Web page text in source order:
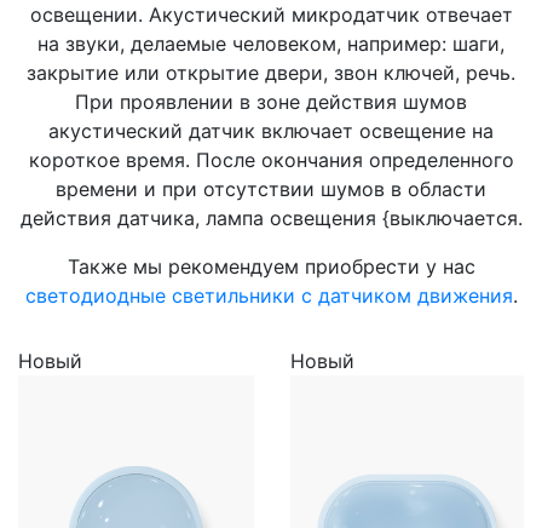
освещении. Акустический микродатчик отвечает
на звуки, делаемые человеком, например: шаги,
закрытие или открытие двери, звон ключей, речь.
При проявлении в зоне действия шумов
акустический датчик включает освещение на
короткое время. После окончания определенного
времени и при отсутствии шумов в области
действия датчика, лампа освещения {выключается.
Также мы рекомендуем приобрести у нас
светодиодные светильники с датчиком движения.
Новый Новый